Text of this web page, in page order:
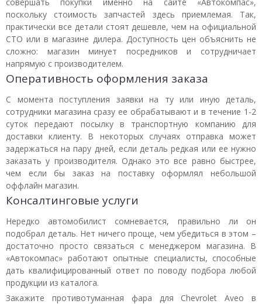
поскольку стоимость запчастей здесь приемлемая. Так,
практически все детали стоят дешевле, чем на официальной
СТО или в магазине дилера. Доступность цен объяснить не
сложно: магазин минует посредников и сотрудничает
напрямую с производителем.
Оперативность оформления заказа
С момента поступления заявки на ту или иную деталь,
сотрудники магазина сразу ее обрабатывают и в течение 1-2
суток передают посылку в транспортную компанию для
доставки клиенту. В некоторых случаях отправка может
задержаться на пару дней, если деталь редкая или ее нужно
заказать у производителя. Однако это все равно быстрее,
чем если бы заказ на поставку оформлял небольшой
оффлайн магазин.
Консалтинговые услуги
Нередко автомобилист сомневается, правильно ли он
подобрал деталь. Нет ничего проще, чем убедиться в этом –
достаточно просто связаться с менеджером магазина. В
«Автокомпас» работают опытные специалисты, способные
дать квалифицированный ответ по поводу подбора любой
продукции из каталога.
Закажите противотуманная фара для Chevrolet Aveo в